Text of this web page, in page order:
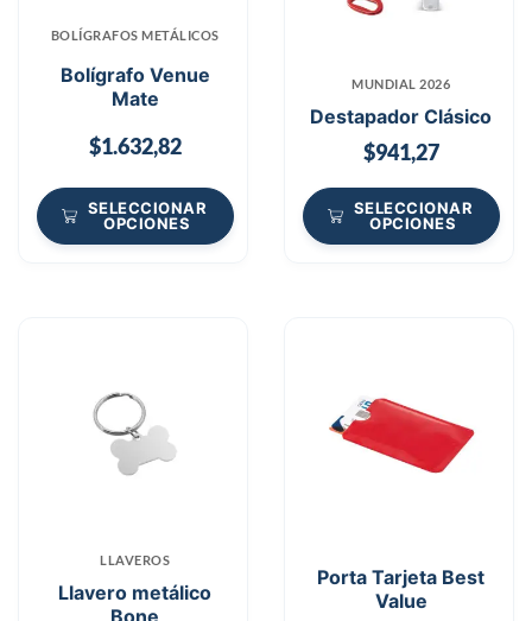
BOLÍGRAFOS METÁLICOS
Bolígrafo Venue
Mate
$1.632,82
SELECCIONAR
OPCIONES
MUNDIAL 2026
Destapador Clásico
$941,27
SELECCIONAR
OPCIONES
LLAVEROS
Llavero metálico
Bone
Porta Tarjeta Best
Value